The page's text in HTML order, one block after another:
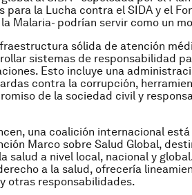
para la Lucha contra el SIDA y el
Malaria- podrían servir como un
sólida de atención
sistemas de responsabilidad
Esto incluye una
contra la corrupción,
de la sociedad civil y
una coalición internacional
Marco sobre Salud Global,
salud a nivel local, nacional y
a la salud, ofrecería
otras responsabilidades.